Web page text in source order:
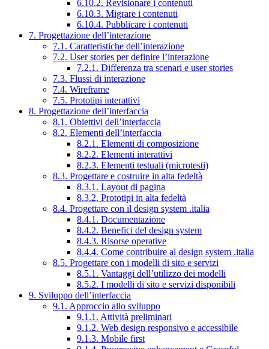
6.10.2. Revisionare i contenuti
6.10.3. Migrare i contenuti
6.10.4. Pubblicare i contenuti
7. Progettazione dell’interazione
7.1. Caratteristiche dell’interazione
7.2. User stories per definire l’interazione
7.2.1. Differenza tra scenari e user stories
7.3. Flussi di interazione
7.4. Wireframe
7.5. Prototipi interattivi
8. Progettazione dell’interfaccia
8.1. Obiettivi dell’interfaccia
8.2. Elementi dell’interfaccia
8.2.1. Elementi di composizione
8.2.2. Elementi interattivi
8.2.3. Elementi testuali (microtesti)
8.3. Progettare e costruire in alta fedeltà
8.3.1. Layout di pagina
8.3.2. Prototipi in alta fedeltà
8.4. Progettare con il design system .italia
8.4.1. Documentazione
8.4.2. Benefici del design system
8.4.3. Risorse operative
8.4.4. Come contribuire al design system .italia
8.5. Progettare con i modelli di sito e servizi
8.5.1. Vantaggi dell’utilizzo dei modelli
8.5.2. I modelli di sito e servizi disponibili
9. Sviluppo dell’interfaccia
9.1. Approccio allo sviluppo
9.1.1. Attività preliminari
9.1.2. Web design responsivo e accessibile
9.1.3. Mobile first